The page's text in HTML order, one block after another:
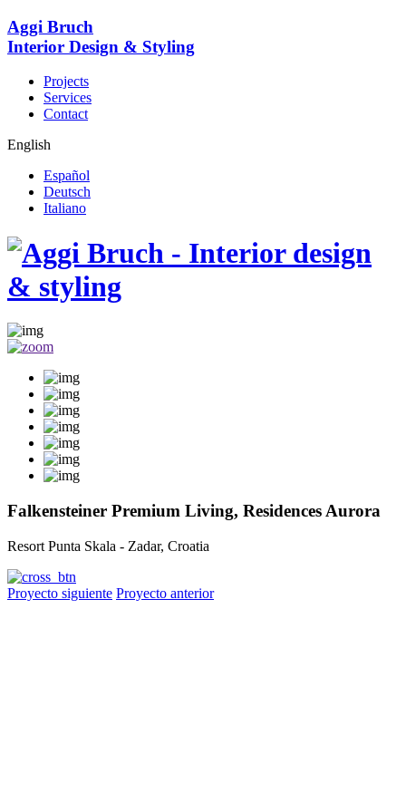
Aggi Bruch
Interior Design & Styling
Projects
Services
Contact
English
Español
Deutsch
Italiano
Falkensteiner Premium Living, Residences Aurora
Resort Punta Skala - Zadar, Croatia
Proyecto siguiente Proyecto anterior